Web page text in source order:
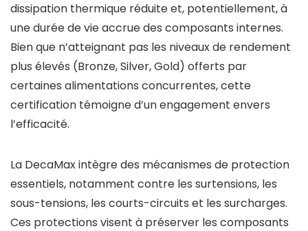
dissipation thermique réduite et, potentiellement, à
une durée de vie accrue des composants internes.
Bien que n’atteignant pas les niveaux de rendement
plus élevés (Bronze, Silver, Gold) offerts par
certaines alimentations concurrentes, cette
certification témoigne d’un engagement envers
l’efficacité.
La DecaMax intègre des mécanismes de protection
essentiels, notamment contre les surtensions, les
sous-tensions, les courts-circuits et les surcharges.
Ces protections visent à préserver les composants